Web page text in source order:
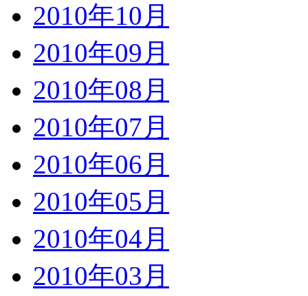
2010年10月
2010年09月
2010年08月
2010年07月
2010年06月
2010年05月
2010年04月
2010年03月